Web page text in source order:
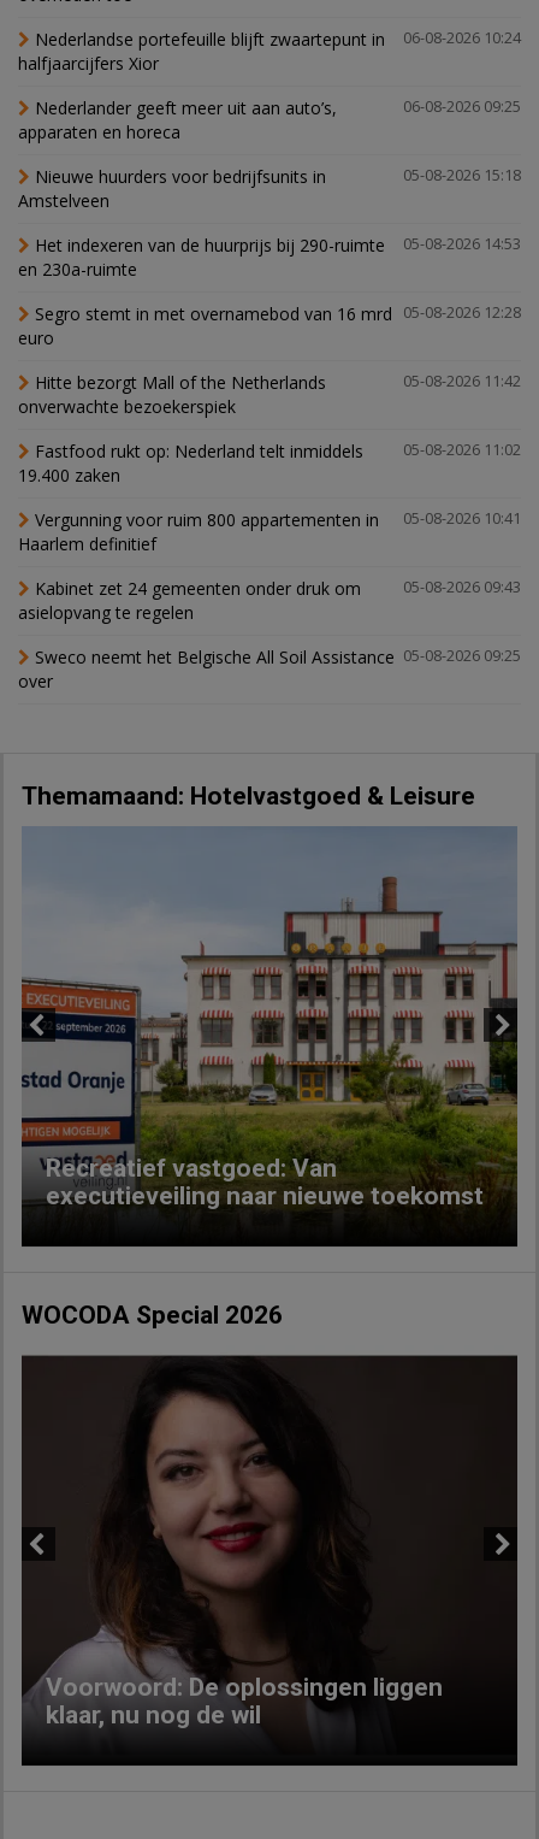
06-08-2026 10:24
Nederlandse portefeuille blijft zwaartepunt in
halfjaarcijfers Xior
06-08-2026 09:25
Nederlander geeft meer uit aan auto’s,
apparaten en horeca
05-08-2026 15:18
Nieuwe huurders voor bedrijfsunits in
Amstelveen
05-08-2026 14:53
Het indexeren van de huurprijs bij 290-ruimte
en 230a-ruimte
05-08-2026 12:28
Segro stemt in met overnamebod van 16 mrd
euro
05-08-2026 11:42
Hitte bezorgt Mall of the Netherlands
onverwachte bezoekerspiek
05-08-2026 11:02
Fastfood rukt op: Nederland telt inmiddels
19.400 zaken
05-08-2026 10:41
Vergunning voor ruim 800 appartementen in
Haarlem definitief
05-08-2026 09:43
Kabinet zet 24 gemeenten onder druk om
asielopvang te regelen
05-08-2026 09:25
Sweco neemt het Belgische All Soil Assistance
over
Themamaand: Hotelvastgoed & Leisure
Recreatief vastgoed: Van
executieveiling naar nieuwe toekomst
Next
WOCODA Special 2026
Voorwoord: De oplossingen liggen
klaar, nu nog de wil